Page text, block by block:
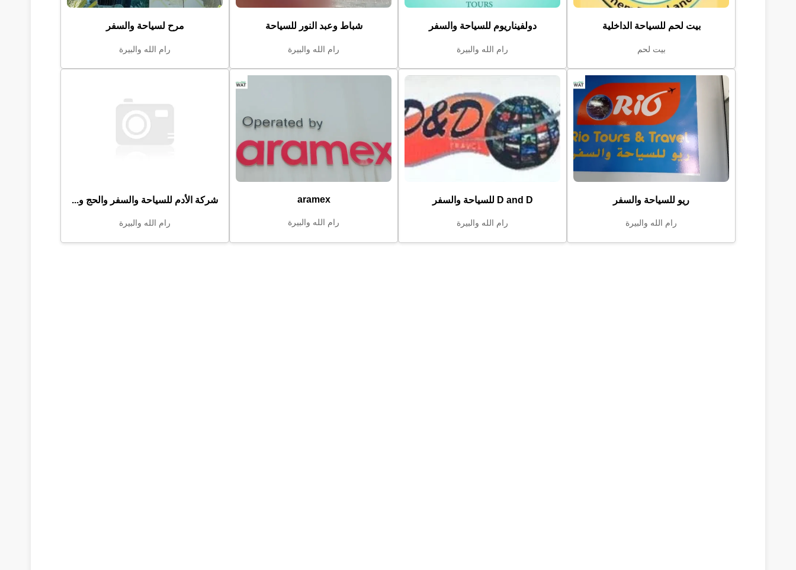
بيت لحم للسياحة الداخلية
بيت لحم
دولفيناريوم للسياحة والسفر
رام الله والبيرة
شباط وعبد النور للسياحة
رام الله والبيرة
مرح لسياحة والسفر
رام الله والبيرة
ريو للسياحة والسفر
رام الله والبيرة
D and D للسياحة والسفر
رام الله والبيرة
aramex
رام الله والبيرة
شركة الأدم للسياحة والسفر والحج و...
رام الله والبيرة